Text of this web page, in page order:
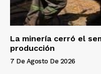
La minería cerró el
producción
7 De Agosto De 2026